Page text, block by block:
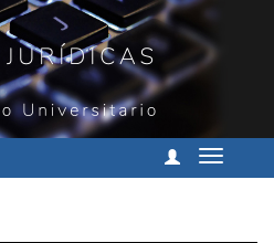
Cambiar